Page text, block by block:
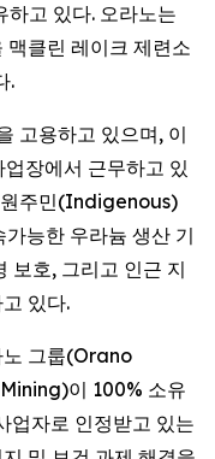
고 있다. 오라노는
클린 레이크 제련소
.
고용하고 있으며, 이
장에서 근무하고 있
원주민(Indigenous)
능한 우라늄 생산 기
보호, 그리고 인근 지
있다.
노 그룹(Orano
이 100% 소유
업자로 인정받고 있는